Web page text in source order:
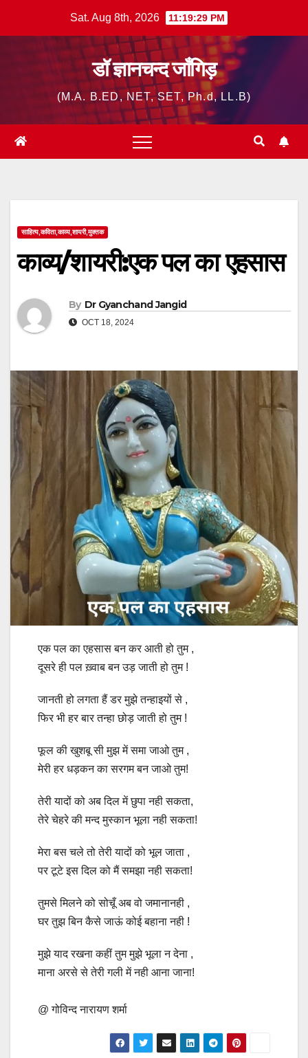
Sat. Aug 8th, 2026 11:19:30 PM
डॉ ज्ञानचन्द जाँगिड़
(M.A. B.ED, NET, SET, Ph.d, LL.B)
साहित्य,कविता,काव्य,शायरी,मुक्तक
काव्य/शायरी:एक पल का एहसास
By Dr Gyanchand Jangid
OCT 18, 2024
एक पल का एहसास बन कर आती हो तुम ,
दूसरे ही पल ख़्वाब बन उड़ जाती हो तुम !
जानती हो लगता हैं डर मुझे तन्हाइयों से ,
फिर भी हर बार तन्हा छोड़ जाती हो तुम !
फूल की खुशबू सी मुझ में समा जाओ तुम ,
मेरी हर धड़कन का सरगम बन जाओ तुम!
तेरी यादों को अब दिल में छुपा नही सकता,
तेरे चेहरे की मन्द मुस्कान भूला नही सकता!
मेरा बस चले तो तेरी यादों को भूल जाता ,
पर टूटे इस दिल को मैं समझा नही सकता!
तुमसे मिलने को सोचूँ अब वो जमानानही ,
घर तुझ बिन कैसे जाऊं कोई बहाना नही !
मुझे याद रखना कहीं तुम मुझे भूला न देना ,
माना अरसे से तेरी गली में नही आना जाना!
@ गोविन्द नारायण शर्मा